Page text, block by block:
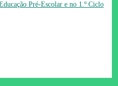
Pré-Escolar e no 1.º Ciclo